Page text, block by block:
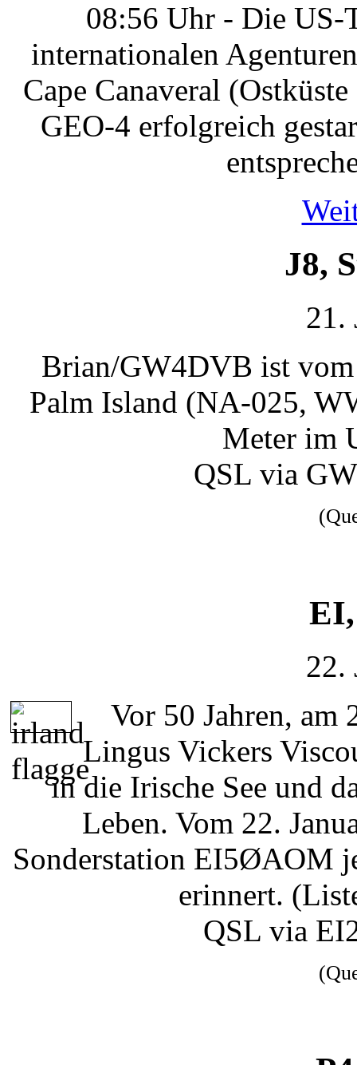
08:56 Uhr - Die US-
internationalen
Cape Canaveral
GEO-4 erfolgreich
J8,
21.
Brian/GW4DVB ist vom
Palm Island (NA-025,
Meter im
QSL via
22.
Vor 50 Jahren, am
Lingus Vickers
in die Irische See und
Leben. Vom 22.
Sonderstation EI5ØAOM
erinnert.
QSL via